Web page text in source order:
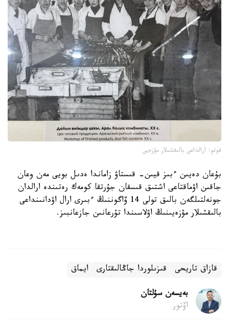
فوتو: ارالداعى بالىقشىلار مۋزەيى
بۇعان دەيىن ءبىز قيىن- قىستاۋ زاماندا ەدىل بويى مەن وعان
جاقىن اۋماقتاعى اشتىق قىسقان جۇرتقا كومەك رەتىندە ارالدان
جونەلتىلگەن بالىق تولى 14 ۆاگوننىڭ ءبىرى ارال اۋدانىنداعى
بالىقشىلار مۋزەيىنىڭ اۋلاسىندا تۇرعانىن جازعانبىز.
قازاق تاريحى قىزىلوردا جاڭالىقتارى ايماق
بەيسەن سۇلتان
اۆتور